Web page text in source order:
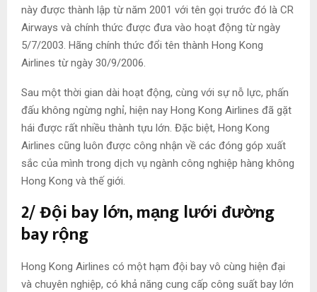
này được thành lập từ năm 2001 với tên gọi trước đó là CR
Airways và chính thức được đưa vào hoạt động từ ngày
5/7/2003. Hãng chính thức đổi tên thành Hong Kong
Airlines từ ngày 30/9/2006.
Sau một thời gian dài hoạt động, cùng với sự nỗ lực, phấn
đấu không ngừng nghỉ, hiện nay Hong Kong Airlines đã gặt
hái được rất nhiều thành tựu lớn. Đặc biệt, Hong Kong
Airlines cũng luôn được công nhận về các đóng góp xuất
sắc của mình trong dịch vụ ngành công nghiệp hàng không
Hong Kong và thế giới.
2/ Đội bay lớn, mạng lưới đường
bay rộng
Hong Kong Airlines có một hạm đội bay vô cùng hiện đại
và chuyên nghiệp, có khả năng cung cấp công suất bay lớn